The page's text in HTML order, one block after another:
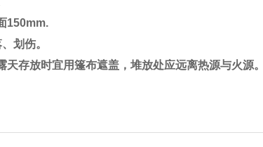
150mm.
划伤。
存放时宜用篷布遮盖，堆放处应远离热源与火源。